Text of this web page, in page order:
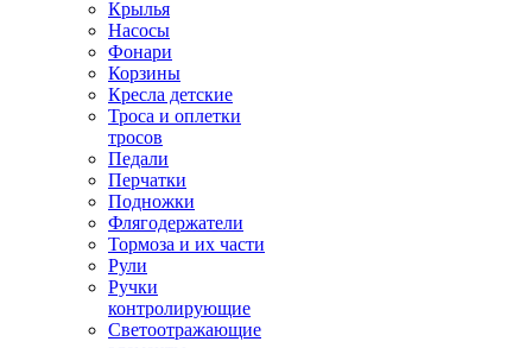
Крылья
Насосы
Фонари
Корзины
Кресла детские
Троса и оплетки
тросов
Педали
Перчатки
Подножки
Флягодержатели
Тормоза и их части
Рули
Ручки
контролирующие
Светоотражающие